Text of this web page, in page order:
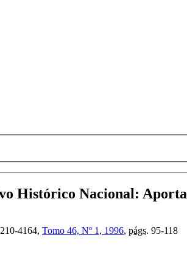
Histórico Nacional:
4164, Tomo 46, Nº 1, 1996, págs. 95-118